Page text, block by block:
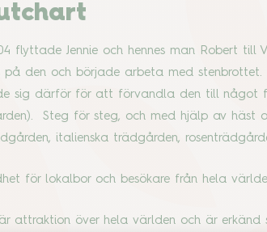
Jennie och hennes man Robert till
den och började arbeta med stenbrottet.
sig därför för att förvandla den till något
Steg för steg, och med hjälp av häst
italienska trädgården,
för lokalbor och besökare från hela
attraktion över hela världen och är erkänd